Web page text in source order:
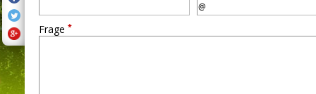
Frage *